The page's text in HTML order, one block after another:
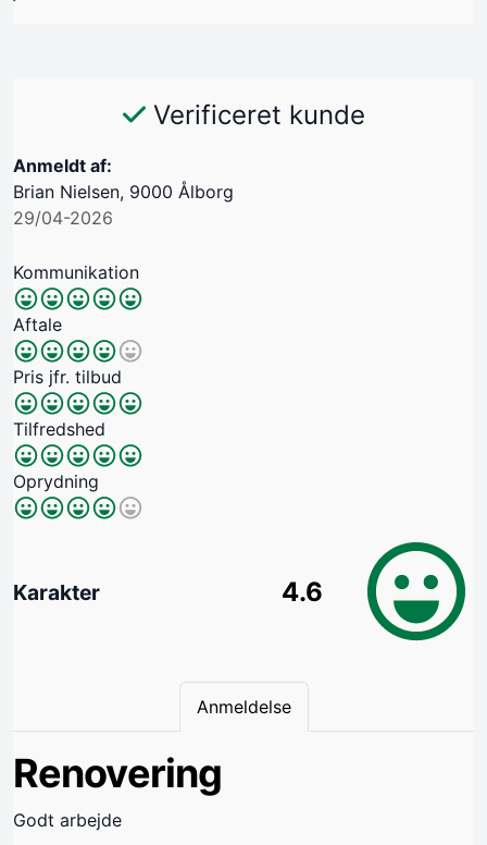
Verificeret kunde
Anmeldt af:
Brian Nielsen, 9000 Ålborg
29/04-2026
Kommunikation
Aftale
Pris jfr. tilbud
Tilfredshed
Oprydning
Karakter 4.6
Anmeldelse
Renovering
Godt arbejde